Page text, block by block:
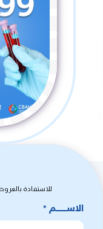
للاستفادة
الاســـــــــم*